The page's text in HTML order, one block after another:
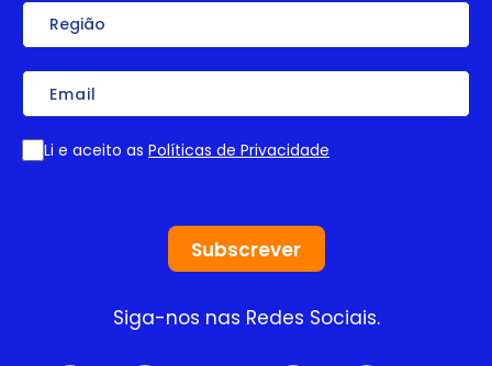
Região
Email
Consentimento
Li e aceito as Políticas de Privacidade
Siga-nos nas Redes Sociais.